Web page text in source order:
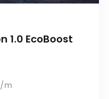
1.0 EcoBoost
m